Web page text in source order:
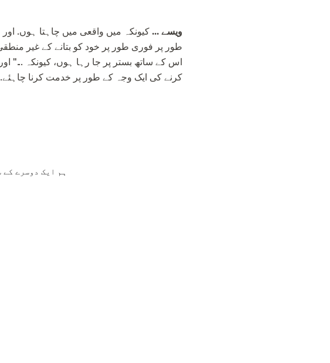
ویسے ... کیونکہ میں واقعی میں چاہتا ہوں.
طور پر فوری طور پر خود کو بتانے کے غیر
اس کے ساتھ بستر پر جا رہا ہوں، کیونکہ ..."
کرنے کی ایک وجہ کے طور پر خدمت کرنا چاہئے.
ہم ایک دوسرے